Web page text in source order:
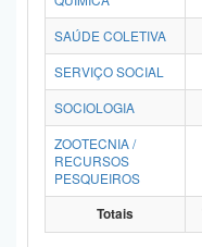
SAÚDE COLETIVA
SERVIÇO SOCIAL
SOCIOLOGIA
ZOOTECNIA /
RECURSOS
PESQUEIROS
Totais